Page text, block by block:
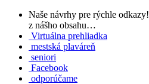
Naše návrhy pre rýchle odkazy!
z nášho obsahu…
Virtuálna prehliadka
mestská plaváreň
seniori
Facebook
odporúčame